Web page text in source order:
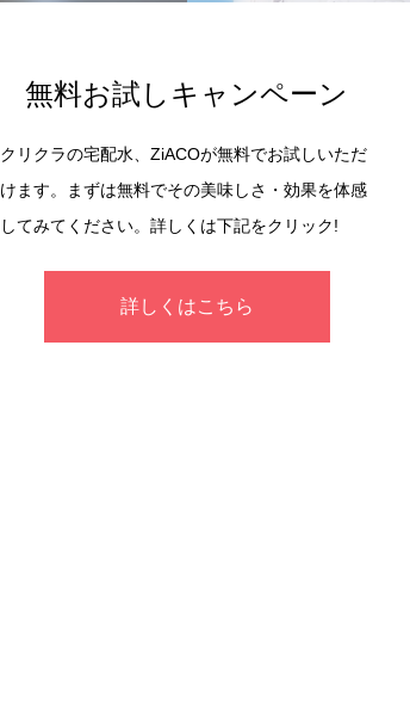
無料お試しキャンペーン
クリクラの宅配水、ZiACOが無料でお試しいただ
けます。まずは無料でその美味しさ・効果を体感
してみてください。詳しくは下記をクリック!
詳しくはこちら